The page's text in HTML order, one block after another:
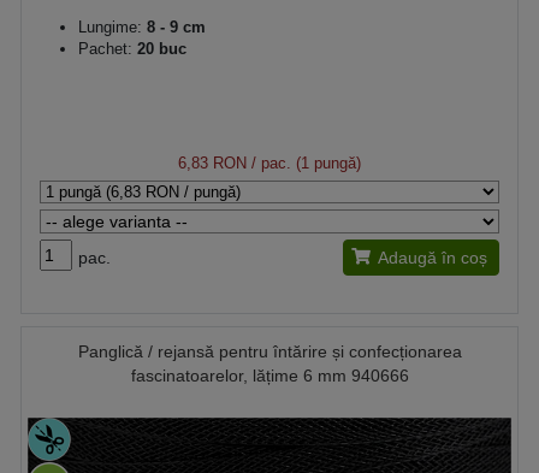
Lungime: 8 - 9 cm
Pachet: 20 buc
6,83 RON / pac. (1 pungă)
pac. Adaugă în coș
Panglică / rejansă pentru întărire și confecționarea
fascinatoarelor, lățime 6 mm 940666